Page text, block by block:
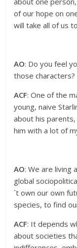
of our hope on
will take all of us
AO: Do you feel
those characters?
ACF: One of the
young, naive
about his
him with a lot of
AO: We are living
global
´t own our own
species, to find
ACF: It depends
about societies